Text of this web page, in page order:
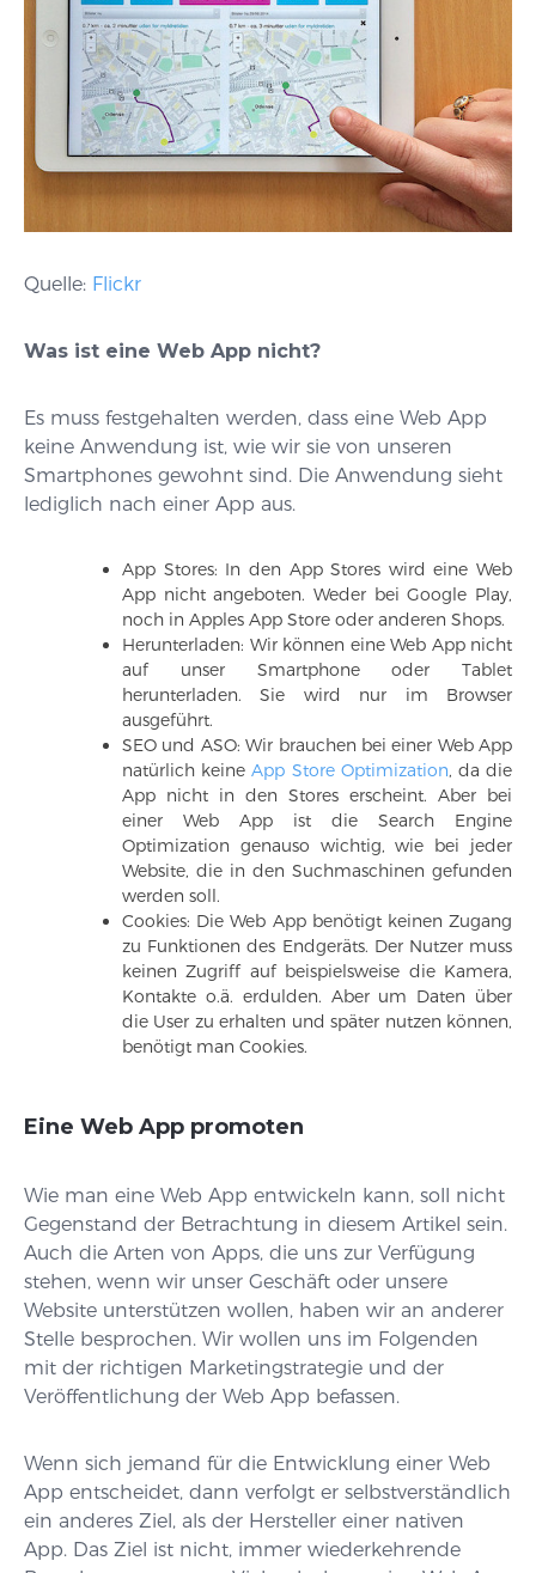
Quelle: Flickr
Was ist eine Web App nicht?
Es muss festgehalten werden, dass eine Web App
keine Anwendung ist, wie wir sie von unseren
Smartphones gewohnt sind. Die Anwendung sieht
lediglich nach einer App aus.
App Stores: In den App Stores wird eine Web
App nicht angeboten. Weder bei Google Play,
noch in Apples App Store oder anderen Shops.
Herunterladen: Wir können eine Web App nicht
auf unser Smartphone oder Tablet
herunterladen. Sie wird nur im Browser
ausgeführt.
SEO und ASO: Wir brauchen bei einer Web App
natürlich keineApp Store Optimization, da die
App nicht in den Stores erscheint. Aber bei
einer Web App ist die Search Engine
Optimization genauso wichtig, wie bei jeder
Website, die in den Suchmaschinen gefunden
werden soll.
Cookies: Die Web App benötigt keinen Zugang
zu Funktionen des Endgeräts. Der Nutzer muss
keinen Zugriff auf beispielsweise die Kamera,
Kontakte o.ä. erdulden. Aber um Daten über
die User zu erhalten und später nutzen können,
benötigt man Cookies.
Eine Web App promoten
Wie man eine Web App entwickeln kann, soll nicht
Gegenstand der Betrachtung in diesem Artikel sein.
Auch die Arten von Apps, die uns zur Verfügung
stehen, wenn wir unser Geschäft oder unsere
Website unterstützen wollen, haben wir an anderer
Stelle besprochen. Wir wollen uns im Folgenden
mit der richtigen Marketingstrategie und der
Veröffentlichung der Web App befassen.
Wenn sich jemand für die Entwicklung einer Web
App entscheidet, dann verfolgt er selbstverständlich
ein anderes Ziel, als der Hersteller einer nativen
App. Das Ziel ist nicht, immer wiederkehrende